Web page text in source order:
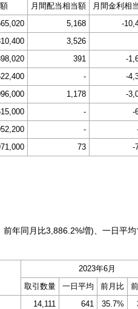
月間配当相当額
月間金利相
5,168
-
3,526
391
-
-
-
1,178
-
-
-
-
73 -
年同月比3,886.2%増)、一日平均
2023年6月
取引数量
一日平均 前月比
14,111 641 35.7%